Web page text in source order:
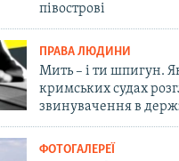
півострові
ПРАВА ЛЮДИНИ
Мить – і ти шпигун.
кримських судах
звинувачення в
ФОТОГАЛЕРЕЇ